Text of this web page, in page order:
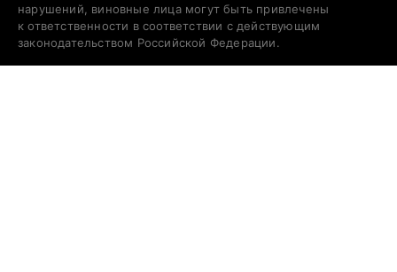
нарушений, виновные лица могут быть привлечены
к ответственности в соответствии с действующим
законодательством Российской Федерации.